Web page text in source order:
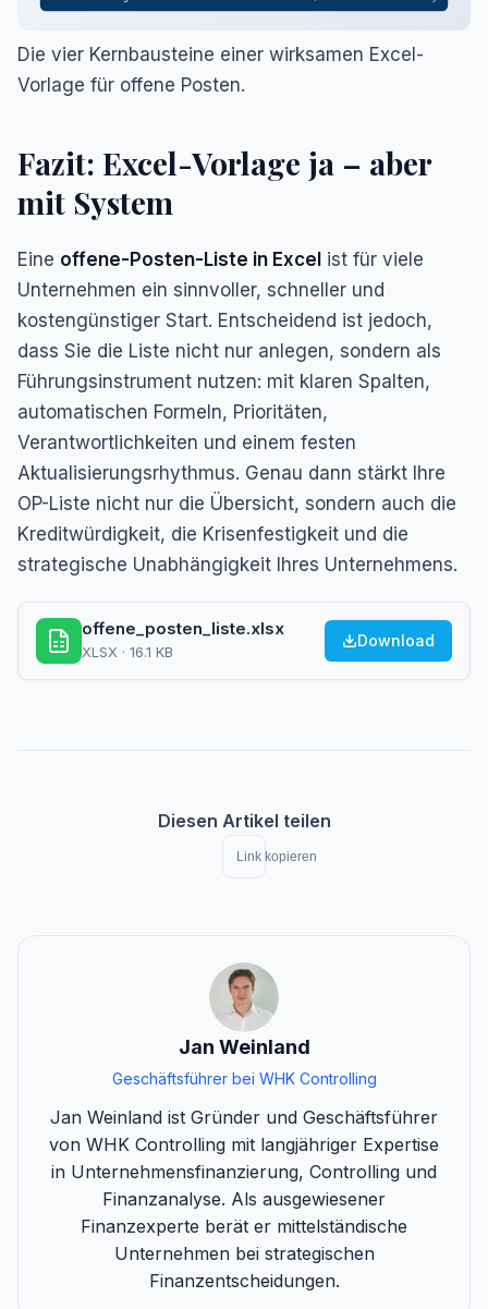
Die vier Kernbausteine einer wirksamen Excel-
Vorlage für offene Posten.
Fazit: Excel-Vorlage ja – aber
mit System
Eine offene-Posten-Liste in Excel ist für viele
Unternehmen ein sinnvoller, schneller und
kostengünstiger Start. Entscheidend ist jedoch,
dass Sie die Liste nicht nur anlegen, sondern als
Führungsinstrument nutzen: mit klaren Spalten,
automatischen Formeln, Prioritäten,
Verantwortlichkeiten und einem festen
Aktualisierungsrhythmus. Genau dann stärkt Ihre
OP-Liste nicht nur die Übersicht, sondern auch die
Kreditwürdigkeit, die Krisenfestigkeit und die
strategische Unabhängigkeit Ihres Unternehmens.
offene_posten_liste.xlsx
XLSX · 16.1 KB
Download
Diesen Artikel teilen
Link kopieren
Jan Weinland
Geschäftsführer bei WHK Controlling
Jan Weinland ist Gründer und Geschäftsführer
von WHK Controlling mit langjähriger Expertise
in Unternehmensfinanzierung, Controlling und
Finanzanalyse. Als ausgewiesener
Finanzexperte berät er mittelständische
Unternehmen bei strategischen
Finanzentscheidungen.